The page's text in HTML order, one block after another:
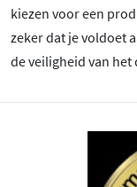
kiezen voor een
zeker dat je voldoet
de veiligheid van het